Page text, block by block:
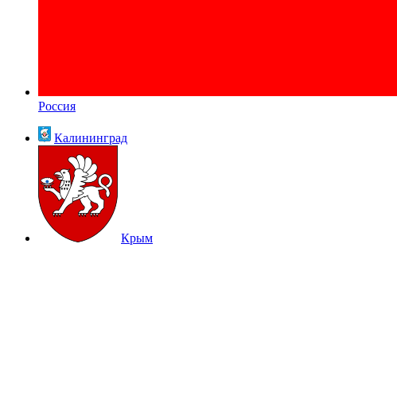
Россия
Калининград
Крым